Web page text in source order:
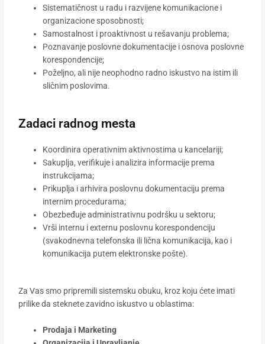
Sistematičnost u radu i razvijene komunikacione i
organizacione sposobnosti;
Samostalnost i proaktivnost u rešavanju problema;
Poznavanje poslovne dokumentacije i osnova poslovne
korespondencije;
Poželjno, ali nije neophodno radno iskustvo na istim ili
sličnim poslovima.
Zadaci radnog mesta
Koordinira operativnim aktivnostima u kancelariji;
Sakuplja, verifikuje i analizira informacije prema
instrukcijama;
Prikuplja i arhivira poslovnu dokumentaciju prema
internim procedurama;
Obezbeđuje administrativnu podršku u sektoru;
Vrši internu i externu poslovnu korespondenciju
(svakodnevna telefonska ili lična komunikacija, kao i
komunikacija putem elektronske pošte).
Za Vas smo pripremili sistemsku obuku, kroz koju ćete imati
prilike da steknete zavidno iskustvo u oblastima:
Prodaja i Marketing